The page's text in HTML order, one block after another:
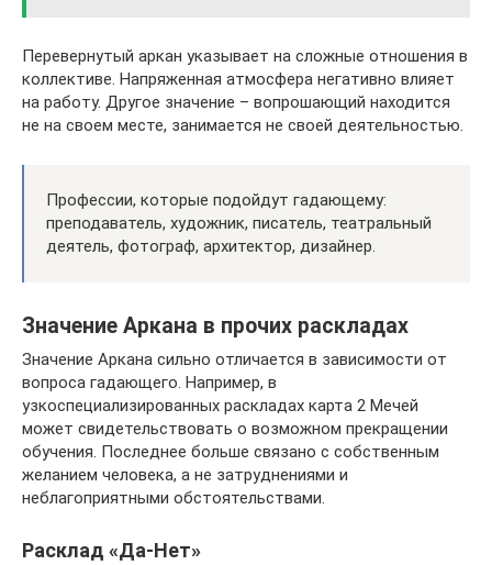
Перевернутый аркан указывает на сложные отношения в
коллективе. Напряженная атмосфера негативно влияет
на работу. Другое значение – вопрошающий находится
не на своем месте, занимается не своей деятельностью.
Профессии, которые подойдут гадающему:
преподаватель, художник, писатель, театральный
деятель, фотограф, архитектор, дизайнер.
Значение Аркана в прочих раскладах
Значение Аркана сильно отличается в зависимости от
вопроса гадающего. Например, в
узкоспециализированных раскладах карта 2 Мечей
может свидетельствовать о возможном прекращении
обучения. Последнее больше связано с собственным
желанием человека, а не затруднениями и
неблагоприятными обстоятельствами.
Расклад «Да-Нет»